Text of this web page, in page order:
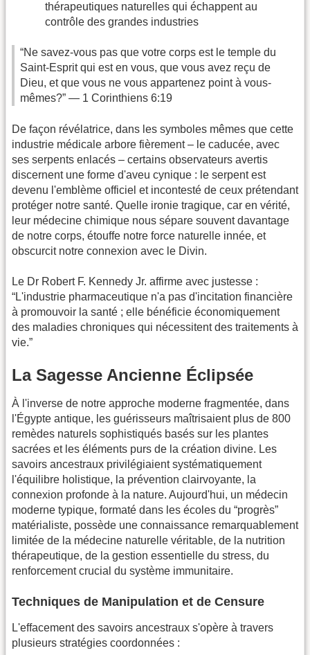
thérapeutiques naturelles qui échappent au
contrôle des grandes industries
“Ne savez-vous pas que votre corps est le temple du
Saint-Esprit qui est en vous, que vous avez reçu de
Dieu, et que vous ne vous appartenez point à vous-
mêmes?” — 1 Corinthiens 6:19
De façon révélatrice, dans les symboles mêmes que cette
industrie médicale arbore fièrement – le caducée, avec
ses serpents enlacés – certains observateurs avertis
discernent une forme d'aveu cynique : le serpent est
devenu l'emblème officiel et incontesté de ceux prétendant
protéger notre santé. Quelle ironie tragique, car en vérité,
leur médecine chimique nous sépare souvent davantage
de notre corps, étouffe notre force naturelle innée, et
obscurcit notre connexion avec le Divin.
Le Dr Robert F. Kennedy Jr. affirme avec justesse :
“L'industrie pharmaceutique n'a pas d'incitation financière
à promouvoir la santé ; elle bénéficie économiquement
des maladies chroniques qui nécessitent des traitements à
vie.”
La Sagesse Ancienne Éclipsée
À l'inverse de notre approche moderne fragmentée, dans
l'Égypte antique, les guérisseurs maîtrisaient plus de 800
remèdes naturels sophistiqués basés sur les plantes
sacrées et les éléments purs de la création divine. Les
savoirs ancestraux privilégiaient systématiquement
l'équilibre holistique, la prévention clairvoyante, la
connexion profonde à la nature. Aujourd'hui, un médecin
moderne typique, formaté dans les écoles du “progrès”
matérialiste, possède une connaissance remarquablement
limitée de la médecine naturelle véritable, de la nutrition
thérapeutique, de la gestion essentielle du stress, du
renforcement crucial du système immunitaire.
Techniques de Manipulation et de Censure
L'effacement des savoirs ancestraux s'opère à travers
plusieurs stratégies coordonnées :